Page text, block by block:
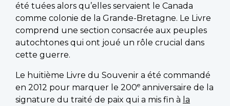
été tuées alors qu’elles servaient le Canada
comme colonie de la Grande-Bretagne. Le Livre
comprend une section consacrée aux peuples
autochtones qui ont joué un rôle crucial dans
cette guerre.
Le huitième Livre du Souvenir a été commandé
en 2012 pour marquer le 200e anniversaire de la
signature du traité de paix qui a mis fin à la